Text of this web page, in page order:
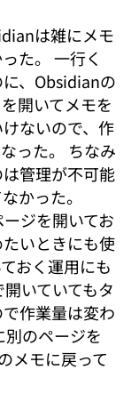
は雑にメモ
た。 一行く
、Obsidianの
開いてメモを
ないので、作
った。 ちなみ
管理が不可能
かった。
ジを開いてお
いときにも使
おく運用にも
いていてもタ
作業量は変わ
別のページを
メモに戻って